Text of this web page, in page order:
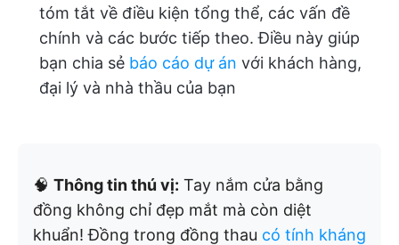
tóm tắt về điều kiện tổng thể, các vấn đề
chính và các bước tiếp theo. Điều này giúp
bạn chia sẻ báo cáo dự án với khách hàng,
đại lý và nhà thầu của bạn
🧠 Thông tin thú vị: Tay nắm cửa bằng
đồng không chỉ đẹp mắt mà còn diệt
khuẩn! Đồng trong đồng thau có tính kháng